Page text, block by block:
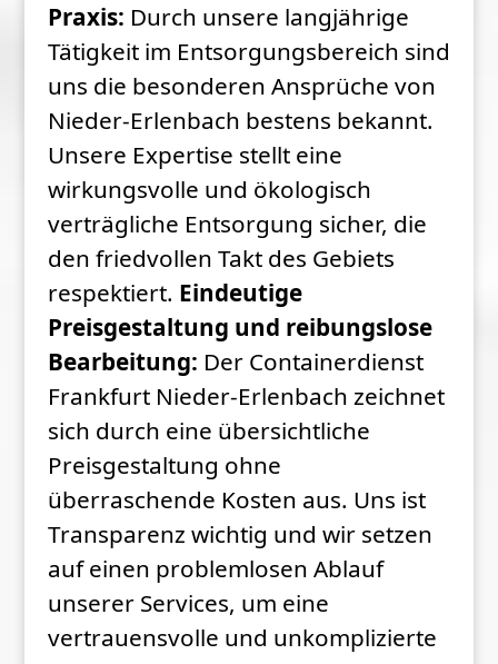
Praxis: Durch unsere langjährige
Tätigkeit im Entsorgungsbereich sind
uns die besonderen Ansprüche von
Nieder-Erlenbach bestens bekannt.
Unsere Expertise stellt eine
wirkungsvolle und ökologisch
verträgliche Entsorgung sicher, die
den friedvollen Takt des Gebiets
respektiert. Eindeutige
Preisgestaltung und reibungslose
Bearbeitung: Der Containerdienst
Frankfurt Nieder-Erlenbach zeichnet
sich durch eine übersichtliche
Preisgestaltung ohne
überraschende Kosten aus. Uns ist
Transparenz wichtig und wir setzen
auf einen problemlosen Ablauf
unserer Services, um eine
vertrauensvolle und unkomplizierte